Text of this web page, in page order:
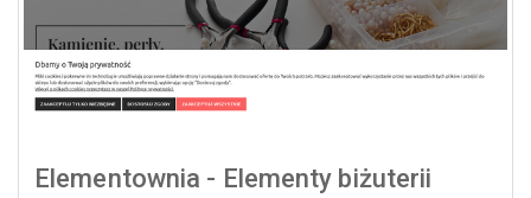
Elementownia - Elementy biżuterii